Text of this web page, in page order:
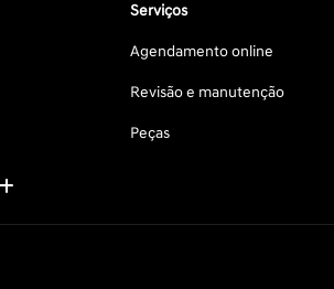
Serviços
Agendamento online
Revisão e manutenção
Peças